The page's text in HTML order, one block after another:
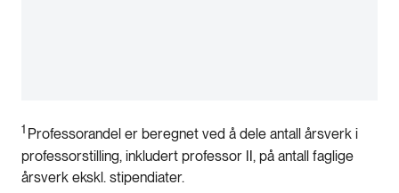
1 Professorandel er beregnet ved å dele antall årsverk i
professorstilling, inkludert professor II, på antall faglige
årsverk ekskl. stipendiater.